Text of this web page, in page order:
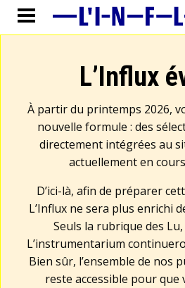
L’Influx
À partir du printemps 2026,
nouvelle formule : des
directement intégrées au
actuellement en
D’ici-là, afin de préparer
L’Influx ne sera plus enrichi
Seuls la rubrique des
L’instrumentarium
Bien sûr, l’ensemble de nos
reste accessible pour que